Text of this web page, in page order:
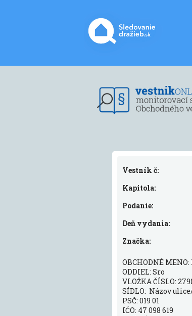
Vestník č:
Kapitola:
Podanie:
Deň vydania:
Značka:
OBCHODNÉ MENO:
ODDIEL: Sro
VLOŽKA ČÍSLO:
SÍDLO: Názov
PSČ: 019 01
IČO: 47 098 619